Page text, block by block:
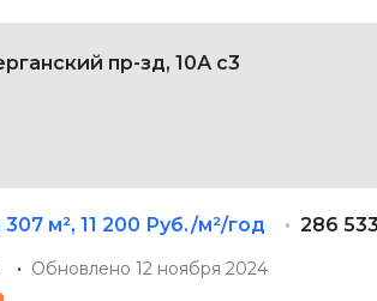
пр-зд, 10А с3
307 м²,11 200 Руб./м²/год 286
Обновлено 12 ноября 2024